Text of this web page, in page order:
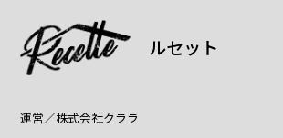
ルセット
運営／株式会社クララ